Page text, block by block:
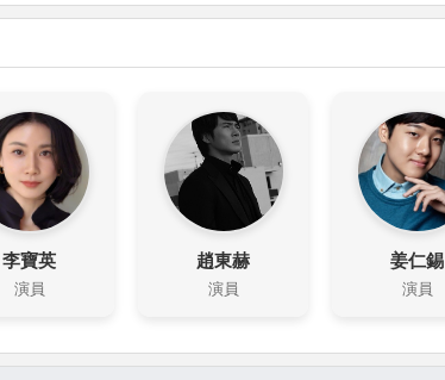
李寶英
演員
趙東赫
演員
姜仁錫
演員